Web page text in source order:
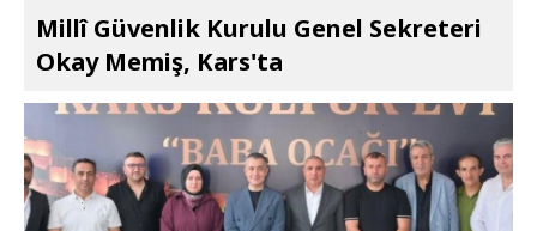
Millî Güvenlik Kurulu Genel Sekreteri
Okay Memiş, Kars'ta